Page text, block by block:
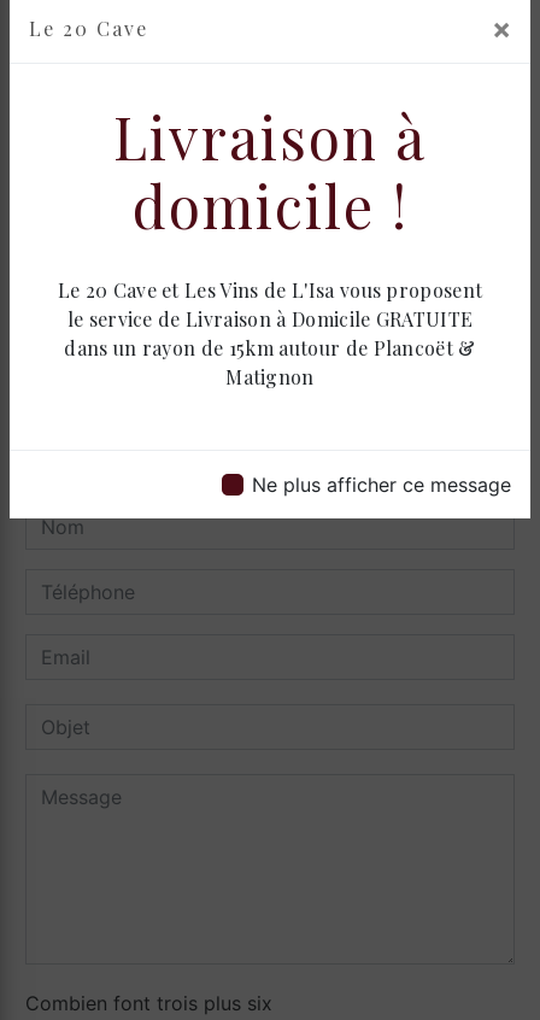
Le 20 Cave ×
Livraison à
domicile !
Le 20 Cave et Les Vins de L'Isa vous proposent
le service de Livraison à Domicile GRATUITE
dans un rayon de 15km autour de Plancoët &
Matignon
Ne plus afficher ce message
renforce encore plus notre désir de réussir. Toute
EN SAVOIR PLUS
Contactez nous
Combien font trois plus six